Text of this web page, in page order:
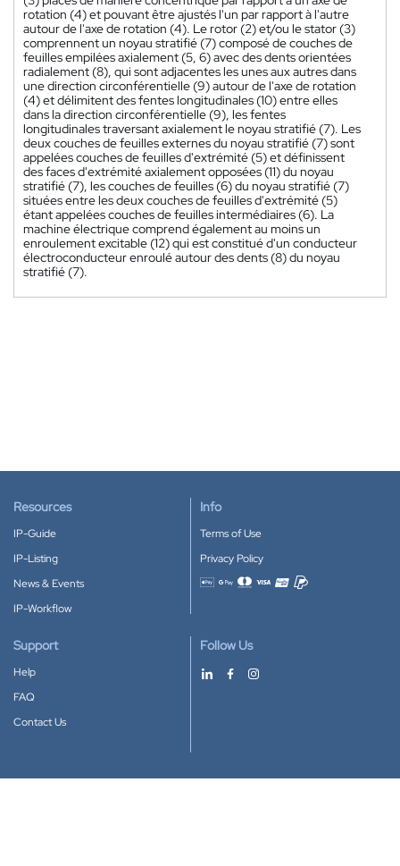
rotation (4) et pouvant être ajustés l'un par rapport à l'autre
autour de l'axe de rotation (4). Le rotor (2) et/ou le stator (3)
comprennent un noyau stratifié (7) composé de couches de
feuilles empilées axialement (5, 6) avec des dents orientées
radialement (8), qui sont adjacentes les unes aux autres dans
une direction circonférentielle (9) autour de l'axe de rotation
(4) et délimitent des fentes longitudinales (10) entre elles
dans la direction circonférentielle (9), les fentes
longitudinales traversant axialement le noyau stratifié (7). Les
deux couches de feuilles externes du noyau stratifié (7) sont
appelées couches de feuilles d'extrémité (5) et définissent
des faces d'extrémité axialement opposées (11) du noyau
stratifié (7), les couches de feuilles (6) du noyau stratifié (7)
situées entre les deux couches de feuilles d'extrémité (5)
étant appelées couches de feuilles intermédiaires (6). La
machine électrique comprend également au moins un
enroulement excitable (12) qui est constitué d'un conducteur
électroconducteur enroulé autour des dents (8) du noyau
stratifié (7).
Resources
IP-Guide
IP-Listing
News & Events
IP-Workflow
Info
Terms of Use
Privacy Policy
Accepted payment methods
Support
Help
FAQ
Contact Us
Follow Us